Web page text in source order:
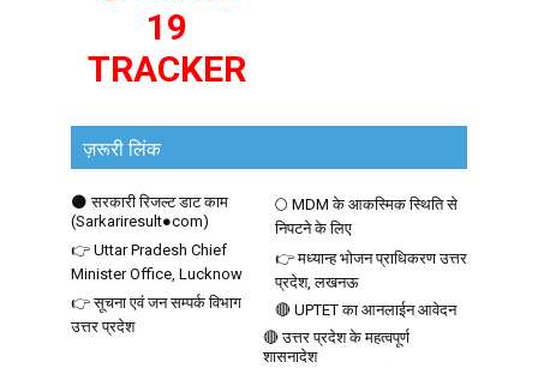
19
TRACKER
ज़रूरी लिंक
🌑 सरकारी रिजल्ट डाट काम
(Sarkariresult●com)
🌕 MDM के आकस्मिक स्थिति से
निपटने के लिए
👉 Uttar Pradesh Chief
Minister Office, Lucknow
👉 मध्यान्ह भोजन प्राधिकरण उत्तर
प्रदेश, लखनऊ
👉 सूचना एवं जन सम्पर्क विभाग
उत्तर प्रदेश
🔴 UPTET का आनलाईन आवेदन
🔴 उत्तर प्रदेश के महत्वपूर्ण
शासनादेश